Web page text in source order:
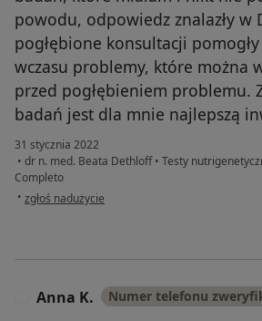
powodu, odpowiedz znalazły w
pogłębione konsultacji
wczasu problemy, które można
przed pogłębieniem problemu.
badań jest dla mnie najlepszą
31 stycznia 2022
• dr n. med. Beata Dethloff• Testy
Completo
• w opinii użytkownika Barbara
zgłoś nadużycie
Anna K. Numer telefonu